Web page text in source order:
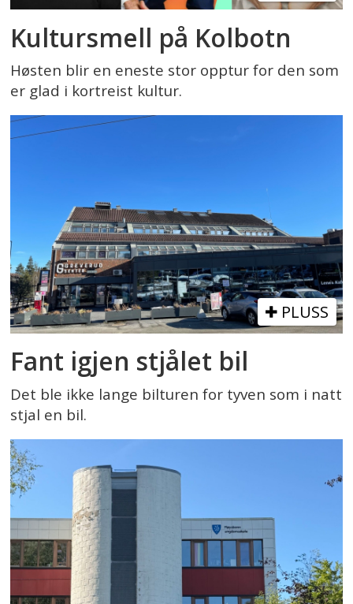
Kultursmell på Kolbotn
Høsten blir en eneste stor opptur for den som
er glad i kortreist kultur.
PLUSS
Fant igjen stjålet bil
Det ble ikke lange bilturen for tyven som i natt
stjal en bil.